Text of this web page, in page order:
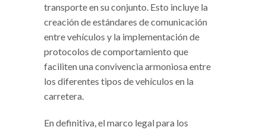
transporte en su conjunto. Esto incluye la
creación de estándares de comunicación
entre vehículos y la implementación de
protocolos de comportamiento que
faciliten una convivencia armoniosa entre
los diferentes tipos de vehículos en la
carretera.
En definitiva, el marco legal para los